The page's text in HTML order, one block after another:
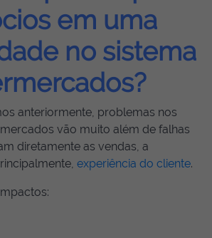
em uma
no sistema
anteriormente, problemas nos
vão muito além de falhas
diretamente as vendas, a
experiência do cliente.